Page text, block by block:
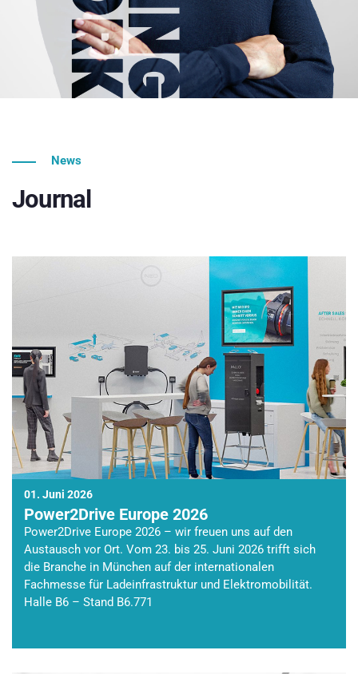
News
Journal
01. Juni 2026
Power2Drive Europe 2026
Power2Drive Europe 2026 – wir freuen uns auf den
Austausch vor Ort. Vom 23. bis 25. Juni 2026 trifft sich
die Branche in München auf der internationalen
Fachmesse für Ladeinfrastruktur und Elektromobilität.
Halle B6 – Stand B6.771